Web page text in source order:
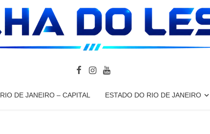
RIO DE JANEIRO – CAPITAL ESTADO DO RIO DE JANEIRO